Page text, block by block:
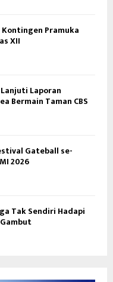
Kontingen Pramuka
XII
Laporan
Bermain Taman CBS
Gateball se-
2026
Tak Sendiri Hadapi